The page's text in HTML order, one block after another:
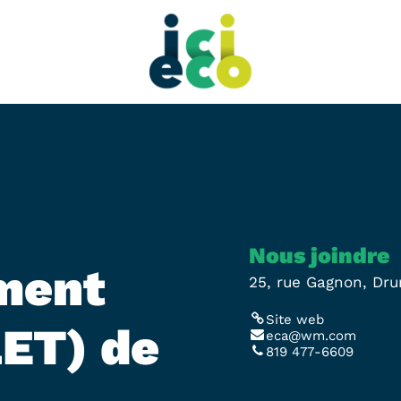
de
Nous joindre
25, rue Gagnon,
Site web
eca@wm.com
819 477-6609